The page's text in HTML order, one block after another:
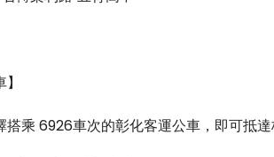
搭乘 6926車次的彰化客運公車，即可抵